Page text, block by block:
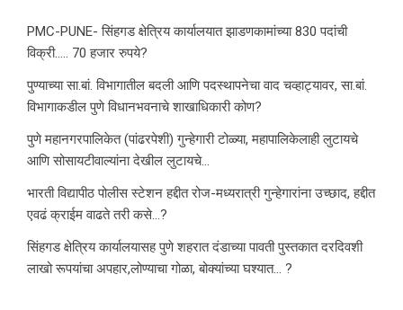
PMC-PUNE- सिंहगड क्षेत्रिय कार्यालयात झाडणकामांच्या 830 पदांची
विक्री….. 70 हजार रुपये?
पुण्याच्या सा.बां. विभागातील बदली आणि पदस्थापनेचा वाद चव्हाट्यावर, सा.बां.
विभागाकडील पुणे विधानभवनाचे शाखाधिकारी कोण?
पुणे महानगरपालिकेत (पांढरपेशी) गुन्हेगारी टोळ्या, महापालिकेलाही लुटायचे
आणि सोसायटीवाल्यांना देखील लुटायचे…
भारती विद्यापीठ पोलीस स्टेशन हद्दीत रोज-मध्यरात्री गुन्हेगारांना उच्छाद, हद्दीत
एवढं क्राईम वाढते तरी कसे…?
सिंहगड क्षेत्रिय कार्यालयासह पुणे शहरात दंडाच्या पावती पुस्तकात दरदिवशी
लाखो रूपयांचा अपहार,लोण्याचा गोळा, बोक्यांच्या घश्यात… ?